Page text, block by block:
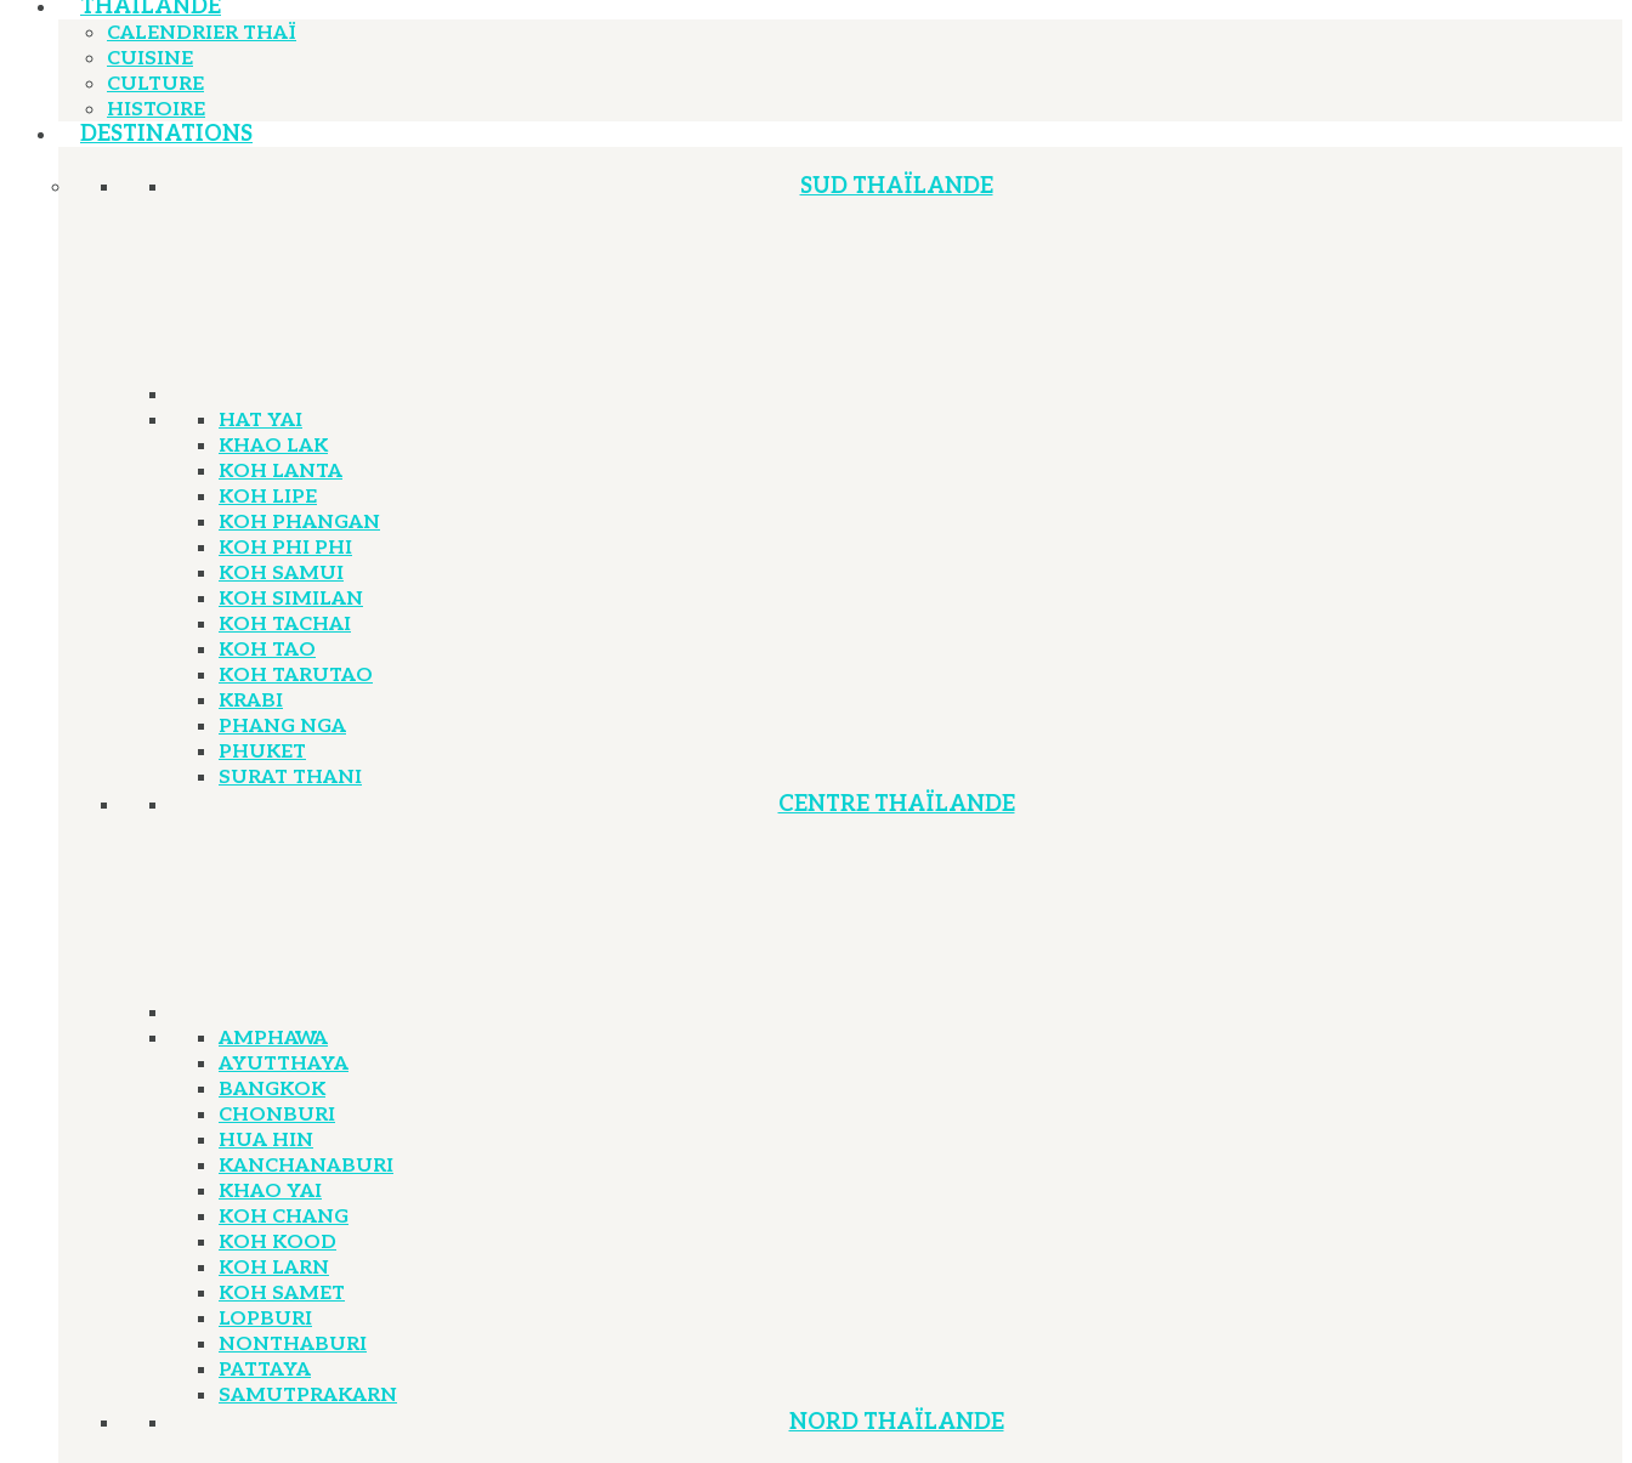
THAÏLANDE
CALENDRIER THAÏ
CUISINE
CULTURE
HISTOIRE
DESTINATIONS
SUD THAÏLANDE
HAT YAI
KHAO LAK
KOH LANTA
KOH LIPE
KOH PHANGAN
KOH PHI PHI
KOH SAMUI
KOH SIMILAN
KOH TACHAI
KOH TAO
KOH TARUTAO
KRABI
PHANG NGA
PHUKET
SURAT THANI
CENTRE THAÏLANDE
AMPHAWA
AYUTTHAYA
BANGKOK
CHONBURI
HUA HIN
KANCHANABURI
KHAO YAI
KOH CHANG
KOH KOOD
KOH LARN
KOH SAMET
LOPBURI
NONTHABURI
PATTAYA
SAMUTPRAKARN
NORD THAÏLANDE